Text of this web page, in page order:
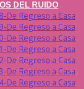
DEL RUIDO
De Regreso a Casa
De Regreso a Casa
De Regreso a Casa
De Regreso a Casa
De Regreso a Casa
De Regreso a Casa
De Regreso a Casa